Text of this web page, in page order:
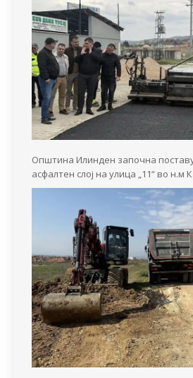
Општина Илинден започна
асфалтен слој на улица „11“ во н.м